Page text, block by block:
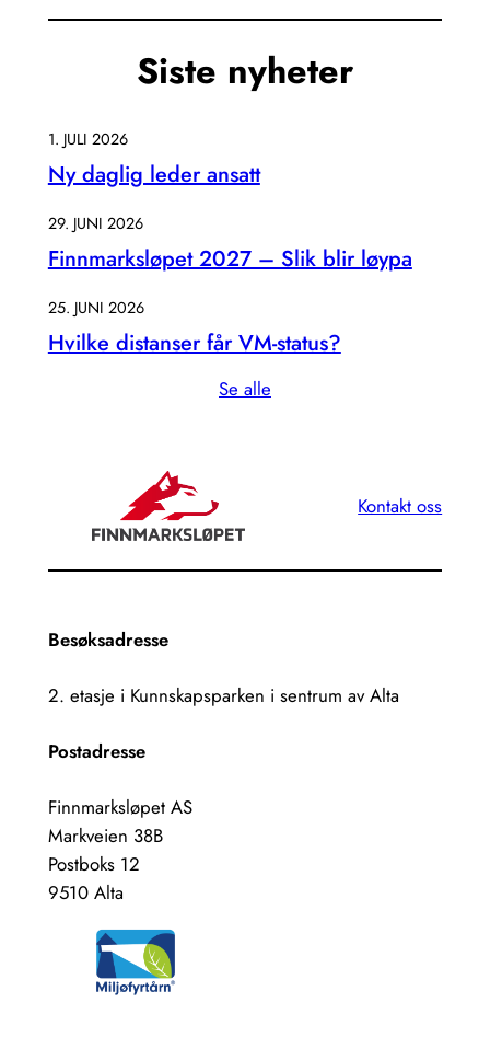
Siste nyheter
1. JULI 2026
Ny daglig leder ansatt
29. JUNI 2026
Finnmarksløpet 2027 – Slik blir løypa
25. JUNI 2026
Hvilke distanser får VM-status?
Se alle
Kontakt oss
Besøksadresse
2. etasje i Kunnskapsparken i sentrum av Alta
Postadresse
Finnmarksløpet AS
Markveien 38B
Postboks 12
9510 Alta